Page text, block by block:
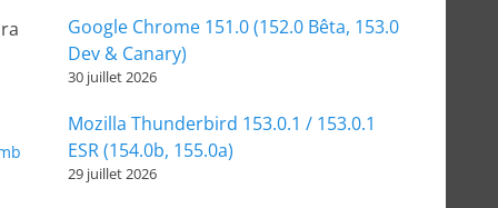
Google Chrome 151.0 (152.0 Bêta, 153.0
Dev & Canary)
30 juillet 2026
Mozilla Thunderbird 153.0.1 / 153.0.1
ESR (154.0b, 155.0a)
29 juillet 2026